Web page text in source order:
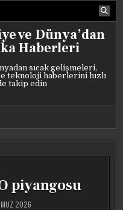
ve Dünya’dan
Haberleri
sıcak gelişmeleri,
teknoloji haberlerini hızlı
takip edin
piyangosu
2026